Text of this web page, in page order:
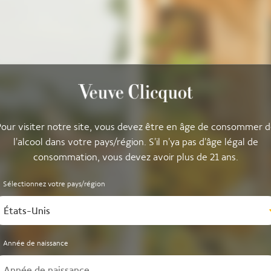
visiter notre site, vous devez être en âge de consommer
l'alcool dans votre pays/région. S'il n'ya pas d'âge légal de
consommation, vous devez avoir plus de 21 ans.
Sélectionnez votre pays/région
États-Unis
Année de naissance